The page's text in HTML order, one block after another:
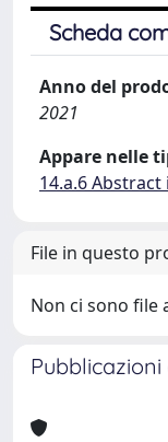
Scheda
Anno del
2021
Appare nelle
14.a.6
File in questo
Non ci sono file